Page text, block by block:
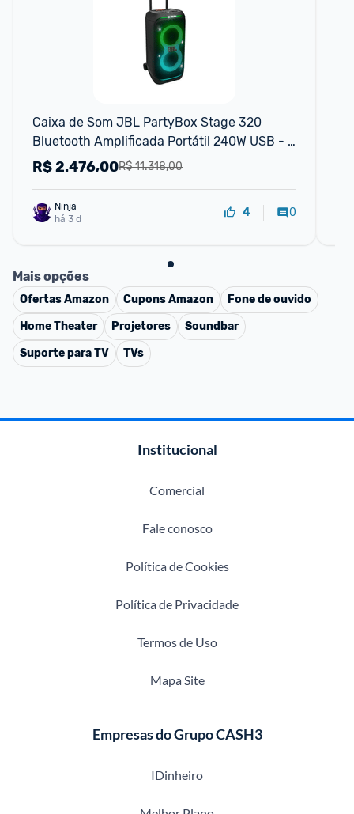
Caixa de Som JBL PartyBox Stage 320
Bluetooth Amplificada Portátil 240W USB -
Bivolt
R$ 11.318,00
R$2.476,00
há 3 d
4 0
Mais opções
OfertasAmazon CuponsAmazon
Fone de ouvido
Home Theater
Projetores
Soundbar
Suporte para TV
TVs
Institucional
Comercial
Fale conosco
Política de Cookies
Política de Privacidade
Termos de Uso
Mapa Site
Empresas do Grupo CASH3
IDinheiro